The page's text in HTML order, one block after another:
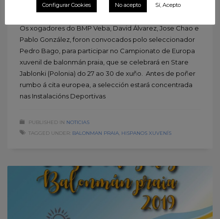
MIÉRCOLES, 19 JUNIO 2019 BY FGBALONMÁN
Os xogadores do BMP Veba, David Álvarez, Jose Chao e
Pablo González, foron convocados polo seleccionador
Pedro Bago, para participar no Campionato de Europa
xuvenil de balonmán praia, que se celebrará en Stare
Jablonki (Polonia) do 27 ao 30 de xuño. Antes de poñer
rumbo á cita europea, a selección estará concentrada
nas Instalacións Deportivas
PUBLISHED IN NOTICIAS
TAGGED UNDER: BALONMAN PRAIA HISPANOS XUVENÍS
Configurar Cookies No acepto Sí, Acepto